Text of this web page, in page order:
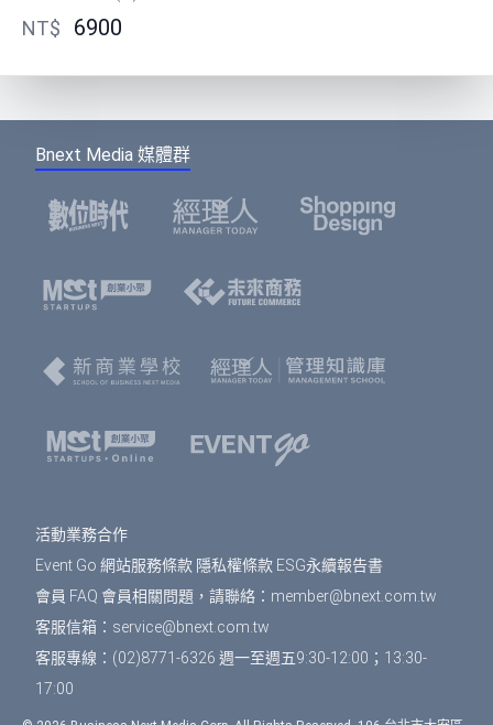
NT$ 6900
Bnext Media 媒體群
活動業務合作
Event Go 網站服務條款 隱私權條款 ESG永續報告書
會員 FAQ 會員相關問題，請聯絡： member@bnext.com.tw
客服信箱： service@bnext.com.tw
客服專線：(02)8771-6326 週一至週五9:30-12:00；13:30-
17:00